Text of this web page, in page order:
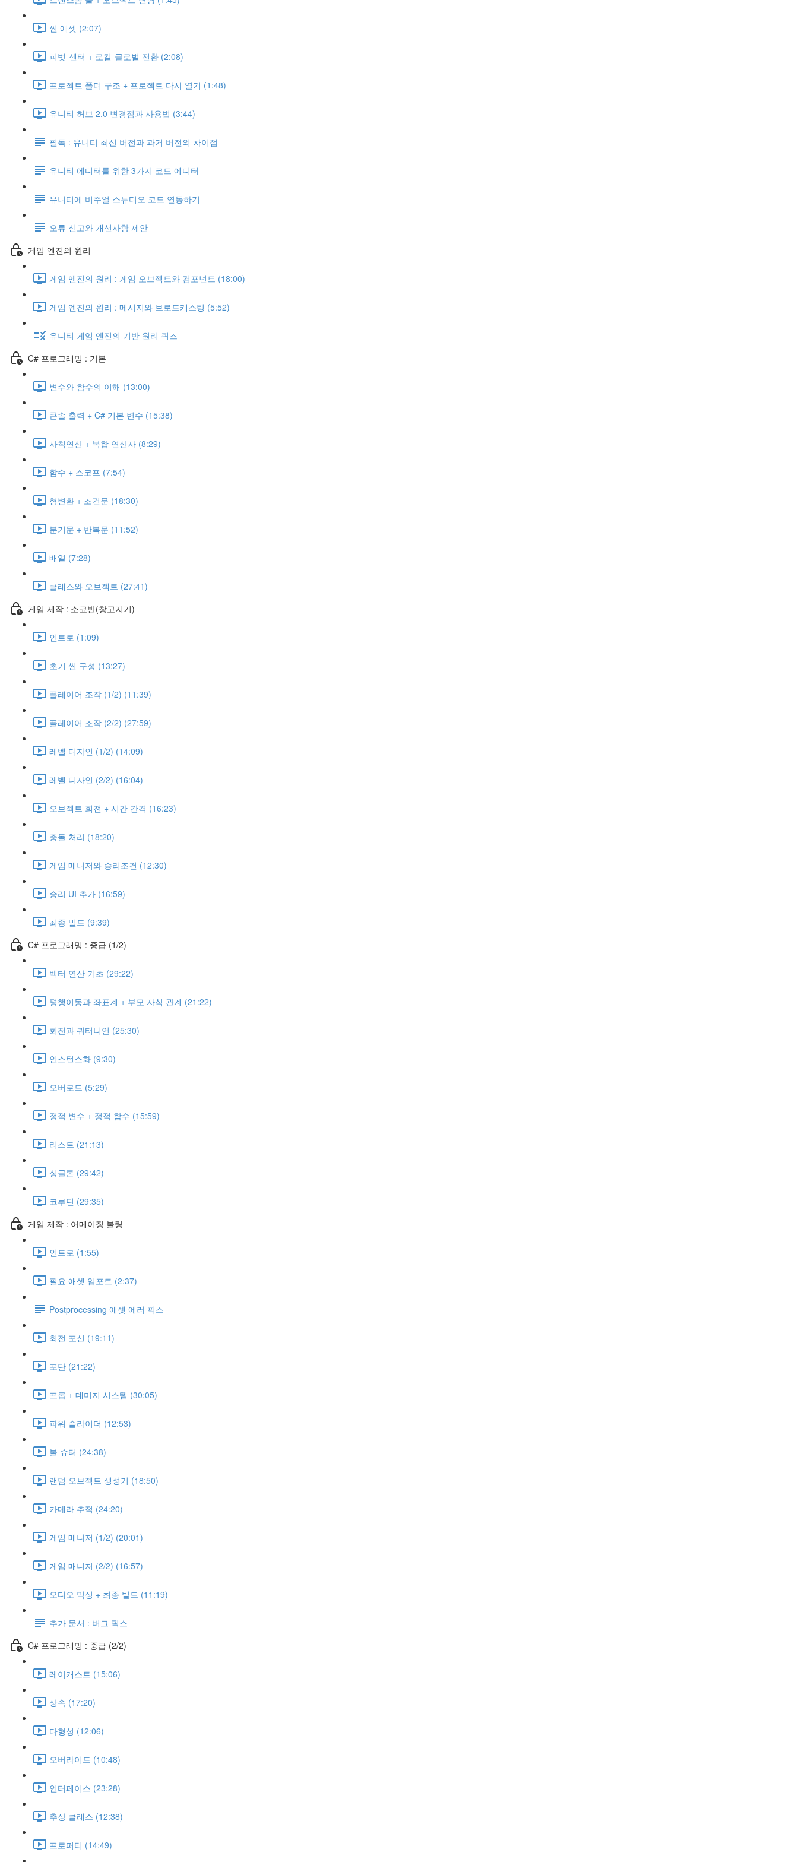
씬 애셋 (2:07)
피벗-센터 + 로컬-글로벌 전환 (2:08)
프로젝트 폴더 구조 + 프로젝트 다시 열기 (1:48)
유니티 허브 2.0 변경점과 사용법 (3:44)
필독 : 유니티 최신 버전과 과거 버전의 차이점
유니티 에디터를 위한 3가지 코드 에디터
유니티에 비주얼 스튜디오 코드 연동하기
오류 신고와 개선사항 제안
게임 엔진의 원리
게임 엔진의 원리 : 게임 오브젝트와 컴포넌트 (18:00)
게임 엔진의 원리 : 메시지와 브로드캐스팅 (5:52)
유니티 게임 엔진의 기반 원리 퀴즈
C# 프로그래밍 : 기본
변수와 함수의 이해 (13:00)
콘솔 출력 + C# 기본 변수 (15:38)
사칙연산 + 복합 연산자 (8:29)
함수 + 스코프 (7:54)
형변환 + 조건문 (18:30)
분기문 + 반복문 (11:52)
배열 (7:28)
클래스와 오브젝트 (27:41)
게임 제작 : 소코반(창고지기)
인트로 (1:09)
초기 씬 구성 (13:27)
플레이어 조작 (1/2) (11:39)
플레이어 조작 (2/2) (27:59)
레벨 디자인 (1/2) (14:09)
레벨 디자인 (2/2) (16:04)
오브젝트 회전 + 시간 간격 (16:23)
충돌 처리 (18:20)
게임 매니저와 승리조건 (12:30)
승리 UI 추가 (16:59)
최종 빌드 (9:39)
C# 프로그래밍 : 중급 (1/2)
벡터 연산 기초 (29:22)
평행이동과 좌표계 + 부모 자식 관계 (21:22)
회전과 쿼터니언 (25:30)
인스턴스화 (9:30)
오버로드 (5:29)
정적 변수 + 정적 함수 (15:59)
리스트 (21:13)
싱글톤 (29:42)
코루틴 (29:35)
게임 제작 : 어메이징 볼링
인트로 (1:55)
필요 애셋 임포트 (2:37)
Postprocessing 애셋 에러 픽스
회전 포신 (19:11)
포탄 (21:22)
프롭 + 데미지 시스템 (30:05)
파워 슬라이더 (12:53)
볼 슈터 (24:38)
랜덤 오브젝트 생성기 (18:50)
카메라 추적 (24:20)
게임 매니저 (1/2) (20:01)
게임 매니저 (2/2) (16:57)
오디오 믹싱 + 최종 빌드 (11:19)
추가 문서 : 버그 픽스
C# 프로그래밍 : 중급 (2/2)
레이캐스트 (15:06)
상속 (17:20)
다형성 (12:06)
오버라이드 (10:48)
인터페이스 (23:28)
추상 클래스 (12:38)
프로퍼티 (14:49)